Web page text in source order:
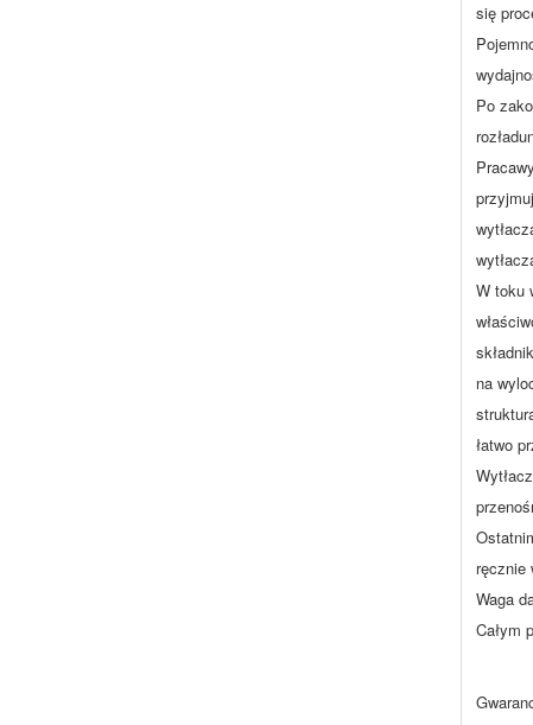
się
Po
W toku
na
łatwo
ręcznie
Waga
Całym